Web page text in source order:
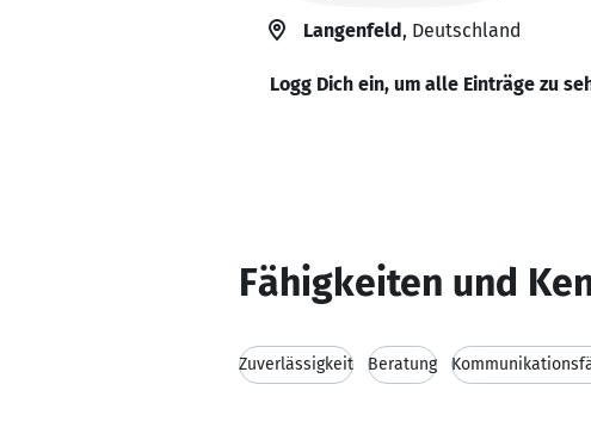
Langenfeld, Deutschland
Logg Dich ein, um alle Einträge zu
Fähigkeiten und
Zuverlässigkeit Beratung